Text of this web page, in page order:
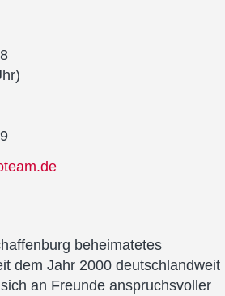
beheimatetes
dem Jahr 2000 deutschlandweit
an Freunde anspruchsvoller